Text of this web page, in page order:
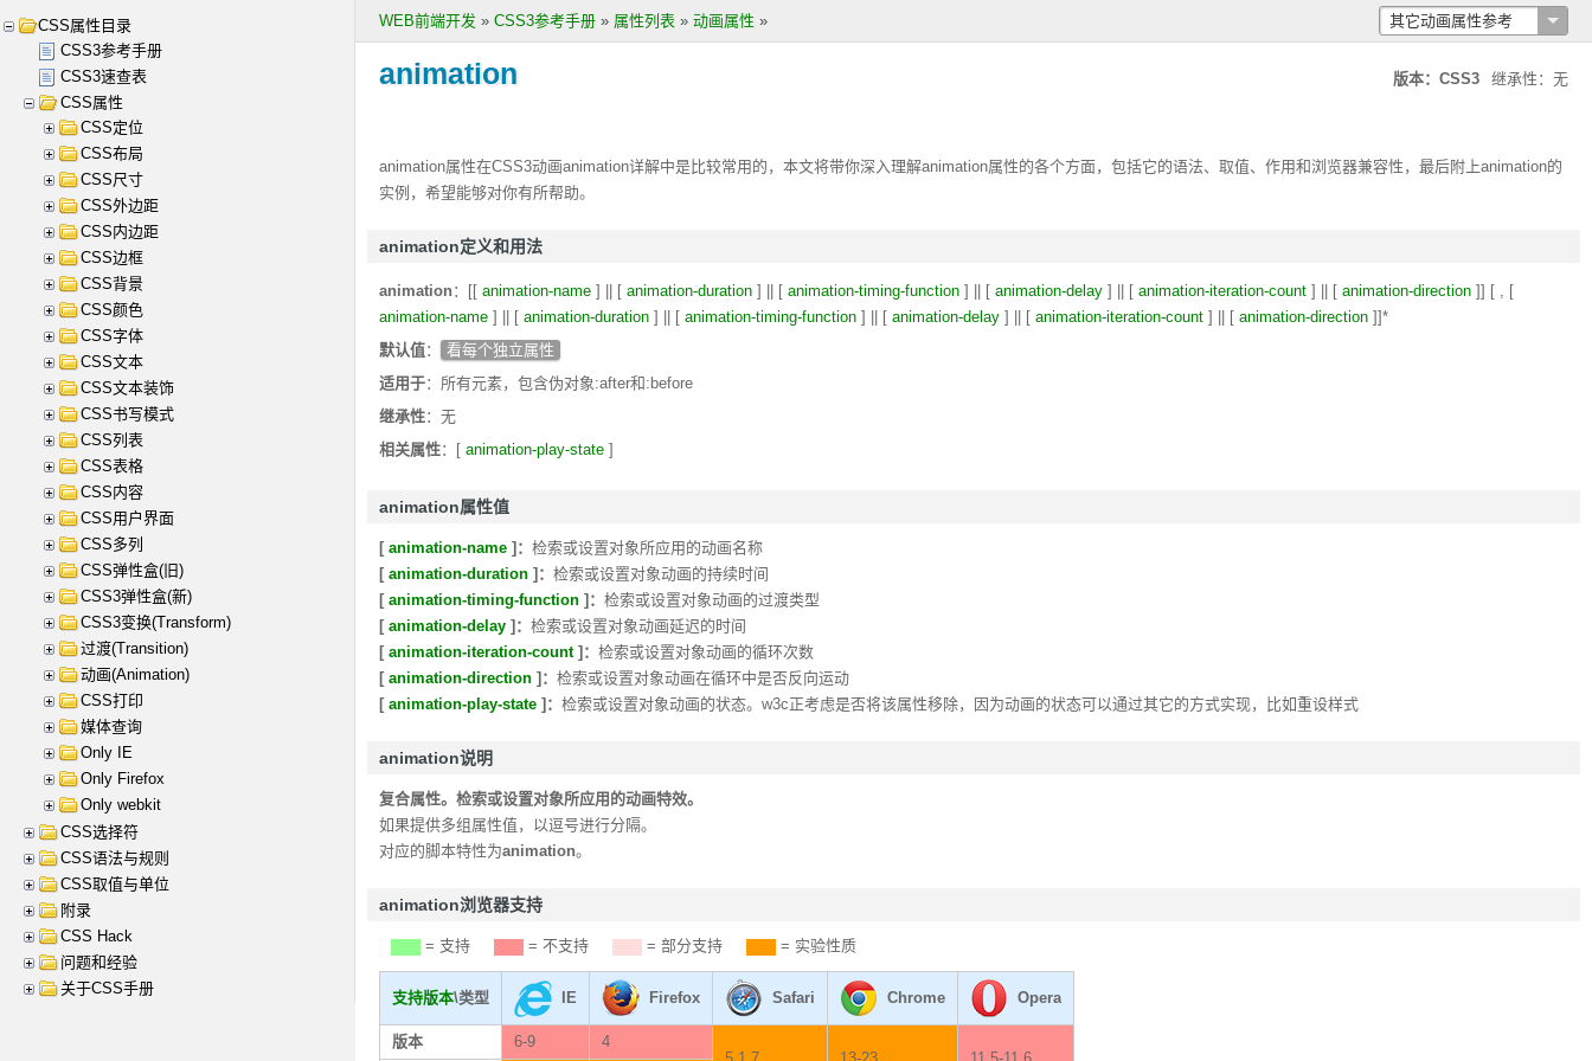
WEB前端开发 » CSS3参考手册 » 属性列表 » 动画属性 » 其它动画属性参考
animation 版本：CSS3 继承性：无
animation属性在CSS3动画animation详解中是比较常用的，本文将带你深入理解animation属性的各个方面，包括它的语法、取值、作用和浏览器兼容性，最后附上animation的
实例，希望能够对你有所帮助。
animation定义和用法
animation ：[[ animation-name ] || [ animation-duration ] || [ animation-timing-function ] || [ animation-delay ] || [ animation-iteration-count ] || [ animation-direction ]] [ , [
animation-name ] || [ animation-duration ] || [ animation-timing-function ] || [ animation-delay ] || [ animation-iteration-count ] || [ animation-direction ]]*
默认值：
看每个独立属性
适用于：所有元素，包含伪对象:after和:before
继承性：无
相关属性：[ animation-play-state ]
animation属性值
[ animation-name ]： 检索或设置对象所应用的动画名称
[ animation-duration ]： 检索或设置对象动画的持续时间
[ animation-timing-function ]： 检索或设置对象动画的过渡类型
[ animation-delay ]： 检索或设置对象动画延迟的时间
[ animation-iteration-count]： 检索或设置对象动画的循环次数
[ animation-direction ]： 检索或设置对象动画在循环中是否反向运动
[ animation-play-state ]： 检索或设置对象动画的状态。 w3c正考虑是否将该属性移除，因为动画的状态可以通过其它的方式实现，比如重设样式
animation说明
复合属性。检索或设置对象所应用的动画特效。
如果提供多组属性值，以逗号进行分隔。
对应的脚本特性为animation。
animation浏览器支持
= 支持 = 不支持 = 部分支持 = 实验性质
支持版本\类型 IE Firefox Safari Chrome Opera
版本 6-9
4
CSS属性目录
CSS3参考手册
CSS3速查表
CSS属性
CSS定位
CSS布局
CSS尺寸
CSS外边距
CSS内边距
CSS边框
CSS背景
CSS颜色
CSS字体
CSS文本
CSS文本装饰
CSS书写模式
CSS列表
CSS表格
CSS内容
CSS用户界面
CSS多列
CSS弹性盒(旧)
CSS3弹性盒(新)
CSS3变换(Transform)
过渡(Transition)
动画(Animation)
CSS打印
媒体查询
Only IE
Only Firefox
Only webkit
CSS选择符
CSS语法与规则
CSS取值与单位
附录
CSS Hack
问题和经验
关于CSS手册